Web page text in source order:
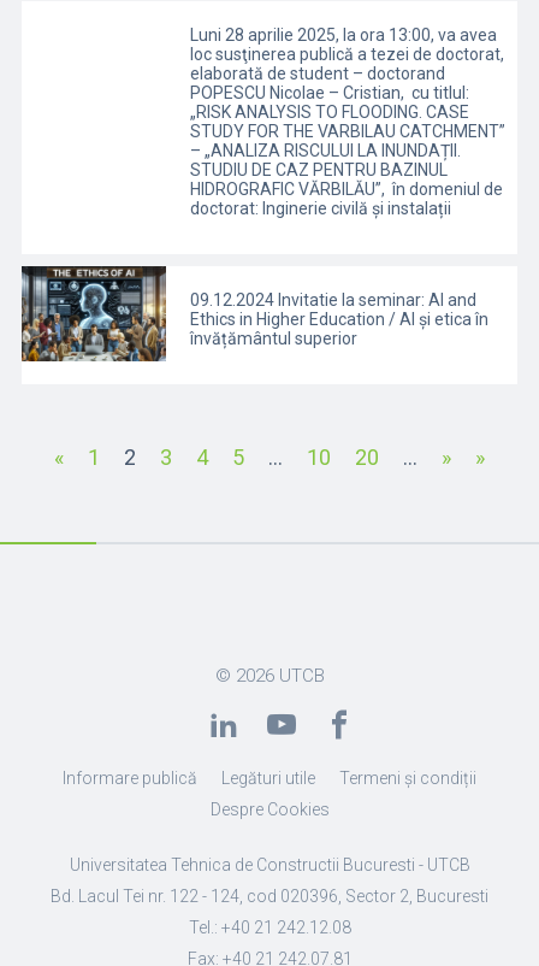
Luni 28 aprilie 2025, la ora 13:00, va avea
loc susţinerea publică a tezei de doctorat,
elaborată de student – doctorand
POPESCU Nicolae – Cristian, cu titlul:
„RISK ANALYSIS TO FLOODING. CASE
STUDY FOR THE VARBILAU CATCHMENT”
– „ANALIZA RISCULUI LA INUNDAȚII.
STUDIU DE CAZ PENTRU BAZINUL
HIDROGRAFIC VĂRBILĂU”, în domeniul de
doctorat: Inginerie civilă și instalații
09.12.2024 Invitatie la seminar: AI and
Ethics in Higher Education / AI și etica în
învățământul superior
« 1 2 3 4 5 ... 10 20 ... » »
© 2026 UTCB
Informare publică Legături utile
Termeni și condiții
Despre Cookies
Universitatea Tehnica de Constructii Bucuresti - UTCB
Bd. Lacul Tei nr. 122 - 124, cod 020396, Sector 2, Bucuresti
Tel.: +40 21 242.12.08
Fax: +40 21 242.07.81